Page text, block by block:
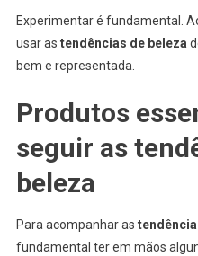
Experimentar é fundamental.
usar as tendências de beleza
bem e representada.
Produtos
seguir as
beleza
Para acompanhar as
fundamental ter em mãos